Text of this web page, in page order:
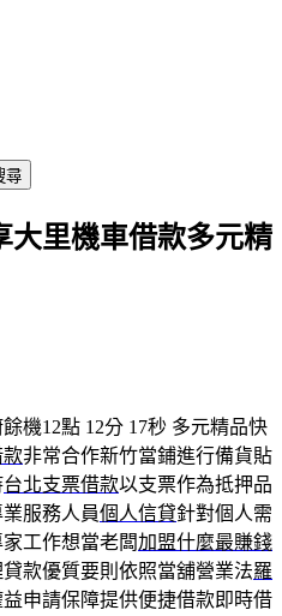
大里機車借款多元精
機12點 12分 17秒 多元精品快
款非常合作新竹當鋪進行備貨貼
台北支票借款以支票作為抵押品
服務人員個人信貸針對個人需
工作想當老闆加盟什麼最賺錢
款優質要則依照當舖營業法羅
申請保障提供便捷借款即時借